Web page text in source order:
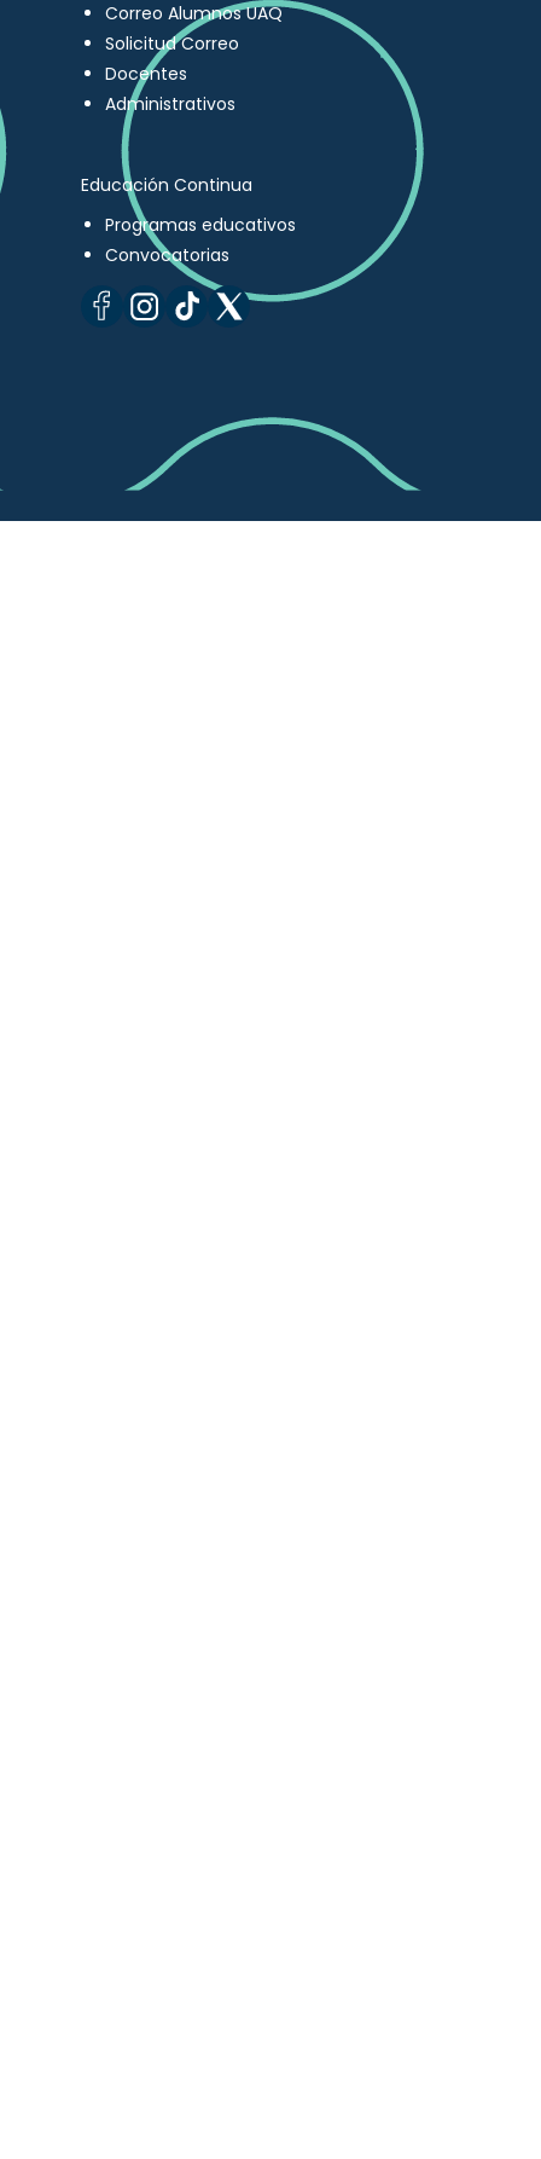
Correo Alumnos UAQ
Solicitud Correo
Docentes
Administrativos
Educación Continua
Programas educativos
Convocatorias